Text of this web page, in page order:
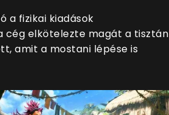
a fizikai kiadások
cég elkötelezte magát a tisztán
amit a mostani lépése is